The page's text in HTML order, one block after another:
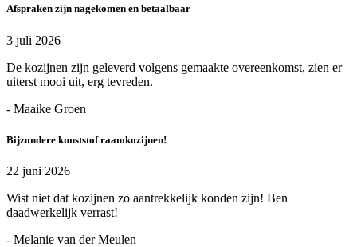
Afspraken zijn nagekomen en betaalbaar
3 juli 2026
De kozijnen zijn geleverd volgens gemaakte overeenkomst, zien er
uiterst mooi uit, erg tevreden.
- Maaike Groen
Bijzondere kunststof raamkozijnen!
22 juni 2026
Wist niet dat kozijnen zo aantrekkelijk konden zijn! Ben
daadwerkelijk verrast!
- Melanie van der Meulen